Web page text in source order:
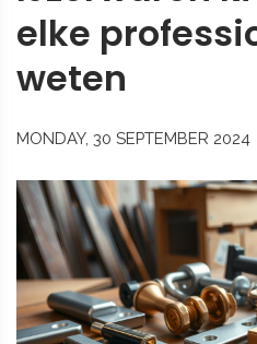
elke
weten
MONDAY, 30 SEPTEMBER 2024